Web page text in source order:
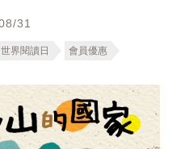
31
世界閱讀日 會員優惠